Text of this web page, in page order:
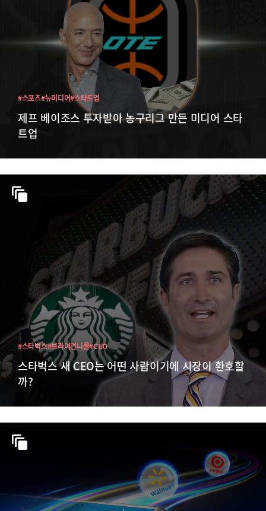
제프 베이조스 투자받아 농구리그 만든 미디어 스타
트업
#스포츠#뉴미디어#스타트업
스타벅스 새 CEO는 어떤 사람이기에 시장이 환호할
까?
#스타벅스#브라이언니콜#CEO